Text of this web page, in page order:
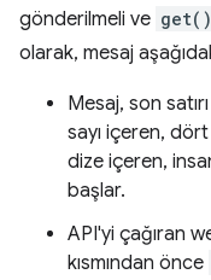
gönderilmeli ve get()
olarak, mesaj
Mesaj, son
sayı içeren,
dize içeren,
başlar.
API'yi çağıran
kısmından önce